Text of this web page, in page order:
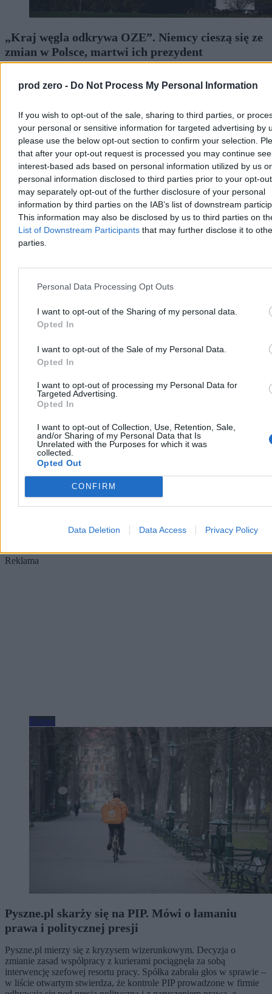
prod zero - Do Not Process My Personal Information
If you wish to opt-out of the sale, sharing to third parties, or
your personal or sensitive information for targeted advertising by
please use the below opt-out section to confirm your selection.
that after your opt-out request is processed you may continue
interest-based ads based on personal information utilized by us or
personal information disclosed to third parties prior to your opt-
may separately opt-out of the further disclosure of your personal
information by third parties on the IAB’s list of downstream
This information may also be disclosed by us to third parties on
List of Downstream Participants that may further disclose it to
parties.
Personal Data Processing Opt Outs
I want to opt-out of the Sharing of my personal data.
Opted In
I want to opt-out of the Sale of my Personal Data.
Opted In
I want to opt-out of processing my Personal Data for
Targeted Advertising.
Opted In
I want to opt-out of Collection, Use, Retention, Sale,
and/or Sharing of my Personal Data that Is
Unrelated with the Purposes for which it was
collected.
Opted Out
CONFIRM
Data Deletion Data Access Privacy Policy
„Kraj węgla odkrywa OZE”. Niemcy cieszą się ze
zmian w Polsce, martwi ich prezydent
zadowoleniem stwierdza, że Polska coraz mocniej zwraca się ku
w zakresie polityki klimatycznej napotyka opór ze strony prezydenta
Karola Nawrockiego.
Katarzyna Dybińska
Wczoraj 14:38
4 min
Biznes
Może być taniej na stacjach. Jest nowa prognoza
cen paliw
W pierwszym tygodniu sierpnia spadły hurtowe ceny paliw.
Analitycy rynku przekonują, że możliwe są również obniżki na
stacjach – i to już w najbliższych dniach.
Reklama
Reklama
Biznes
Pyszne.pl skarży się na PIP. Mówi o łamaniu
prawa i politycznej presji
Pyszne.pl mierzy się z kryzysem wizerunkowym. Decyzja o
zmianie zasad współpracy z kurierami pociągnęła za sobą
interwencję szefowej resortu pracy. Spółka zabrała głos w sprawie –
w liście otwartym stwierdza, że kontrole PIP prowadzone w firmie